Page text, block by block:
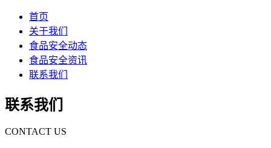
首页
关于我们
食品安全动态
食品安全资讯
联系我们
联系我们
CONTACT US